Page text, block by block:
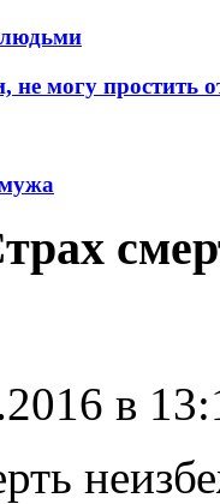
могу простить
в